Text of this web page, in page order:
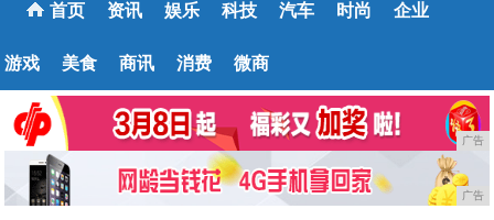
首页 资讯 娱乐 科技 汽车 时尚 企业
游戏 美食 商讯 消费 微商
广告
广告